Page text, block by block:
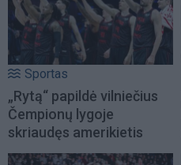
Sportas
„Rytą“ papildė vilniečius
Čempionų lygoje
skriaudęs amerikietis